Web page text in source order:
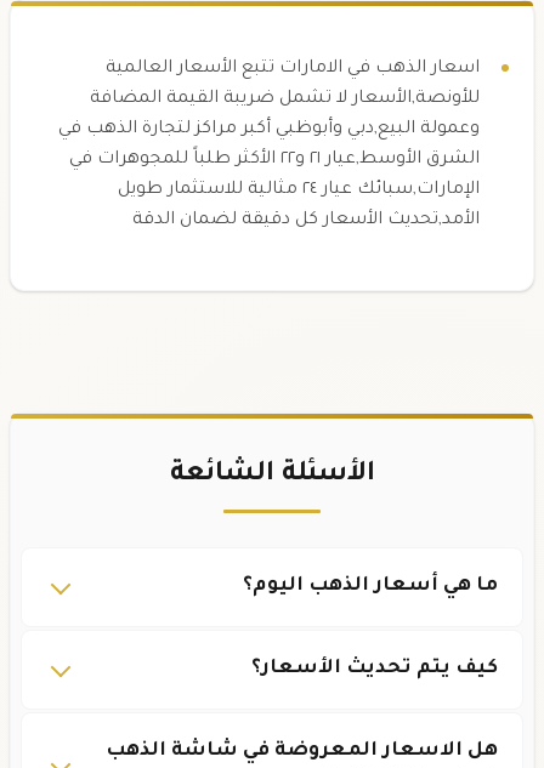
اسعار الذهب في الامارات تتبع الأسعار العالمية
للأونصة,الأسعار لا تشمل ضريبة القيمة المضافة
وعمولة البيع,دبي وأبوظبي أكبر مراكز لتجارة الذهب في
الشرق الأوسط,عيار ٢١ و٢٢ الأكثر طلباً للمجوهرات في
الإمارات,سبائك عيار ٢٤ مثالية للاستثمار طويل
الأمد,تحديث الأسعار كل دقيقة لضمان الدقة
الأسئلة الشائعة
ما هي أسعار الذهب اليوم؟
كيف يتم تحديث الأسعار؟
هل الاسعار المعروضة في شاشة الذهب